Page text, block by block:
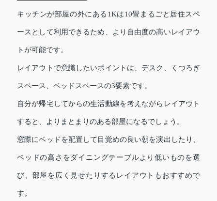
キッチンが部屋の外にある1Kは10畳まるごと居住スペ
ースとして利用できるため、より自由度の高いレイアウ
トが可能です。
レイアウトで意識したいポイントは、デスク、くつろぎ
スペース、ベッドスペースの3要素です。
自分が帰宅してからの生活動線を考えながらレイアウト
すると、よりまとまりのある部屋になるでしょう。
窓際にベッドを配置して目覚めの良い朝を演出したり、
ベッドの高さをダイニングテーブルより低いものを選
び、部屋を広く見せたりするレイアウトもおすすめで
す。